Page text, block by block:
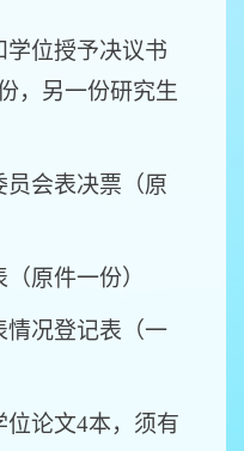
学位授予决议书
，另一份研究生
员会表决票（原
原件一份）
情况登记表（一
位论文4本，须有